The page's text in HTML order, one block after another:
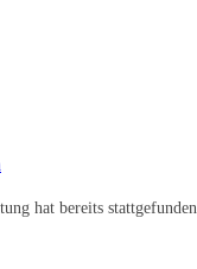
hat bereits stattgefunden.